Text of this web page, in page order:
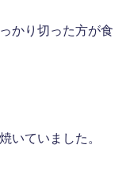
かり切った方が食
いていました。